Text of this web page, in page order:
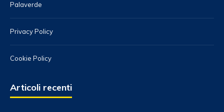
Palaverde
Privacy Policy
Cookie Policy
Articoli recenti